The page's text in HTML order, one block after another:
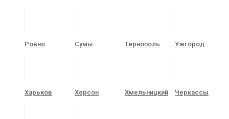
Ровно Сумы Тернополь Ужгород
Харьков Херсон Хмельницкий Черкассы